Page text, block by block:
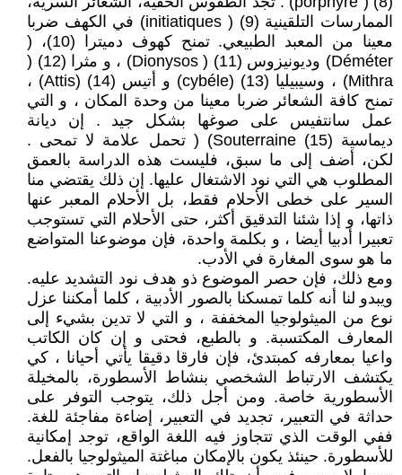
الممارسات التلقينية (9) ( initiatiques) في الكهف ضربا
معينا من المعبد الطبيعي. تمنح كهوف دميترا (10)، (
Déméter) وديونيزوس (11) ( Dionysos) ، و مثرا (12) (
Mithra) ، وسيبيليا (13) (cybéle) و أتيس (14) (Attis) ،
تمنح كافة الشعائر ضربا معينا من وحدة المكان ، و التي
عمل سانتفيس على صوغها بشكل جيد . إن ديانة
ديماسية (15) Souterraine) ( تحمل علامة لا تمحى .
لكن، أضف إلى ما سبق، فليست هذه الدراسة بالعمق
المطلوب هي التي نود الاشتغال عليها. إن ذلك يقتضي منا
السير على خطى الأحلام فقط، بل الأحلام المعبر عنها
ذاتها، و إذا شئنا التدقيق أكثر، حتى الأحلام التي تستوجب
تعبيرا أدبيا أيضا ، و بكلمة واحدة، فإن موضوعنا المتواضع
ما هو سوى المغارة في الأدب.
ومع ذلك، فإن حصر الموضوع ذو هدف نود التشديد عليه.
ويبدو لنا أنه كلما تمسكنا بالصور الأدبية ، كلما أمكننا عزل
نوع من الميثولوجيا المخففة ، و التي لا تدين بشيء إلى
المعارف المكتسبة. و بالطبع، فحتى و إن كان الكاتب
واعيا بمعارفه كمبتدئ، فإن فارقا دقيقا يأتي أحيانا ، كي
يكتشف الارتباط الشخصي بنشاط الأسطورة، بالمخيلة
الأسطورية خاصة. ومن أجل ذلك، يتوجب التوفر على
حداثة في التعبير، تجديد في التعبير، إضاءة مفاجئة للغة.
ففي الوقت الذي تتجاوز فيه اللغة الواقع، توجد إمكانية
للأسطورة. حينئذ يكون بالإمكان مباغتة الميثولوجيا بالفعل.